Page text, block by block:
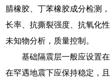
腈橡胶、丁苯橡胶成分检测
长率、抗撕裂强度、抗氧化
未知物分析，质量控制。
基础隔震层一般应设置
在罕遇地震下应保持稳定，